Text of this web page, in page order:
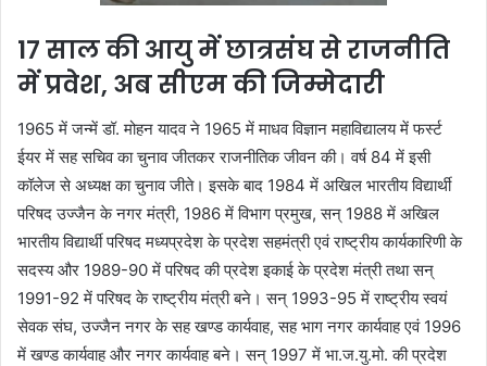
17 साल की आयु में छात्रसंघ से राजनीति
में प्रवेश, अब सीएम की जिम्मेदारी
1965 में जन्में डॉ. मोहन यादव ने 1965 में माधव विज्ञान महाविद्यालय में फर्स्ट
ईयर में सह सचिव का चुनाव जीतकर राजनीतिक जीवन की। वर्ष 84 में इसी
कॉलेज से अध्यक्ष का चुनाव जीते। इसके बाद 1984 में अखिल भारतीय विद्यार्थी
परिषद उज्जैन के नगर मंत्री, 1986 में विभाग प्रमुख, सन् 1988 में अखिल
भारतीय विद्यार्थी परिषद मध्यप्रदेश के प्रदेश सहमंत्री एवं राष्ट्रीय कार्यकारिणी के
सदस्य और 1989-90 में परिषद की प्रदेश इकाई के प्रदेश मंत्री तथा सन्
1991-92 में परिषद के राष्ट्रीय मंत्री बने। सन् 1993-95 में राष्ट्रीय स्वयं
सेवक संघ, उज्जैन नगर के सह खण्ड कार्यवाह, सह भाग नगर कार्यवाह एवं 1996
में खण्ड कार्यवाह और नगर कार्यवाह बने। सन् 1997 में भा.ज.यु.मो. की प्रदेश